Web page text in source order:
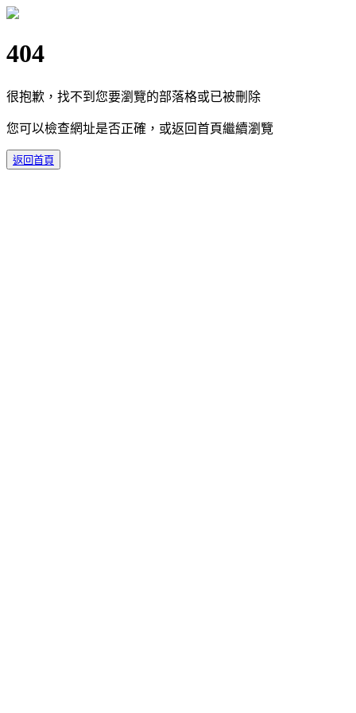
404
很抱歉，找不到您要瀏覽的部落格或已被刪除
您可以檢查網址是否正確，或返回首頁繼續瀏覽
返回首頁